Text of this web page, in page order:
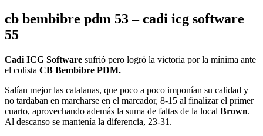
cb bembibre pdm 53 – cadi icg software
55
Cadi ICG Software sufrió pero logró la victoria por la mínima ante
el colista CB Bembibre PDM.
Salían mejor las catalanas, que poco a poco imponían su calidad y
no tardaban en marcharse en el marcador, 8-15 al finalizar el primer
cuarto, aprovechando además la suma de faltas de la local Brown.
Al descanso se mantenía la diferencia, 23-31.